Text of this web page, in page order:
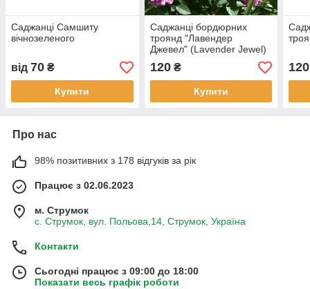
Саджанці Самшиту
вічнозеленого
від 70 ₴
Купити
Саджанці бордюрних
троянд "Лавендер
Джевел" (Lavender Jewel)
120₴
Купити
120
Про нас
98% позитивних з 178 відгуків за рік
Працює з 02.06.2023
м. Струмок
с. Струмок, вул. Польова,14, Струмок, Україна
Контакти
Сьогодні працює з 09:00 до 18:00
Показати весь графік роботи